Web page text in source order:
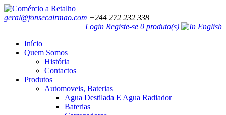
geral@fonsecairmao.com +244 272 232 338
Login Registe-se 0 produto(s)
Início
Quem Somos
História
Contactos
Produtos
Automoveis, Baterias
Agua Destilada E Agua Radiador
Baterias